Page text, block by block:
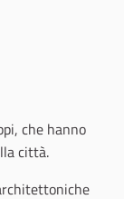
che hanno
città.